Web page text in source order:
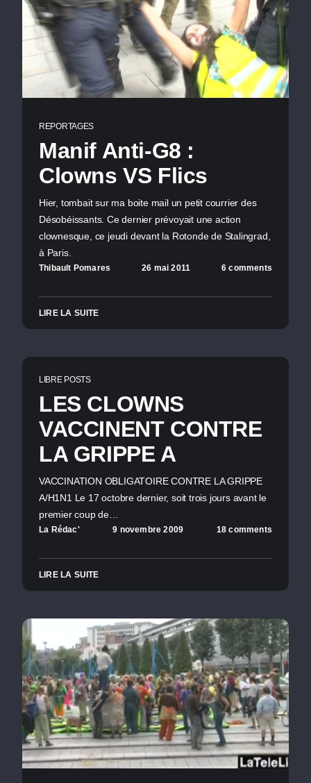
REPORTAGES
Manif Anti-G8 :
Clowns VS Flics
Hier, tombait sur ma boite mail un petit courrier des
Désobéissants. Ce dernier prévoyait une action
clownesque, ce jeudi devant la Rotonde de Stalingrad,
à Paris.
Thibault Pomares 26 mai 2011 6 comments
LIRE LA SUITE
LIBRE POSTS
LES CLOWNS
VACCINENT CONTRE
LA GRIPPE A
VACCINATION OBLIGATOIRE CONTRE LA GRIPPE
A/H1N1 Le 17 octobre dernier, soit trois jours avant le
premier coup de…
La Rédac' 9 novembre 2009 18 comments
LIRE LA SUITE